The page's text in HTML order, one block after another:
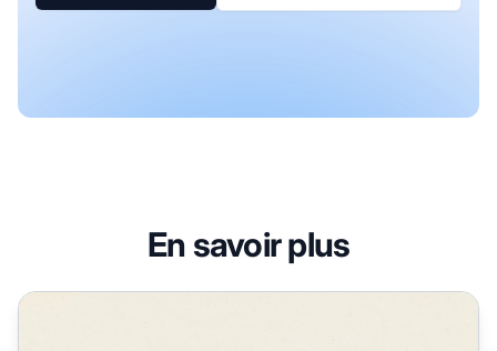
En savoir plus
Comment lancer une campagne de marketing viral :